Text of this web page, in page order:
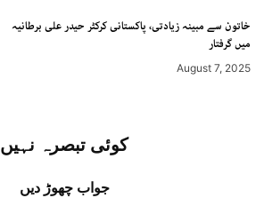
خاتون سے مبینہ زیادتی، پاکستانی کرکٹر حیدر علی برطانیہ
میں گرفتار
August 7, 2025
کوئی تبصرہ نہیں
جواب چھوڑ دیں